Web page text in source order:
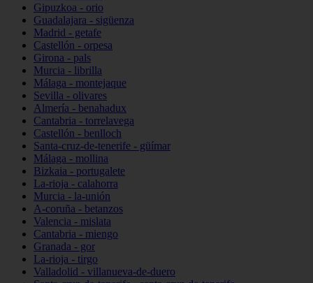
Gipuzkoa - orio
Guadalajara - sigüenza
Madrid - getafe
Castellón - orpesa
Girona - pals
Murcia - librilla
Málaga - montejaque
Sevilla - olivares
Almería - benahadux
Cantabria - torrelavega
Castellón - benlloch
Santa-cruz-de-tenerife - güímar
Málaga - mollina
Bizkaia - portugalete
La-rioja - calahorra
Murcia - la-unión
A-coruña - betanzos
Valencia - mislata
Cantabria - miengo
Granada - gor
La-rioja - tirgo
Valladolid - villanueva-de-duero